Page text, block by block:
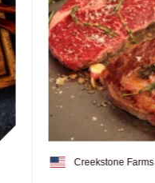
Creekstone Farms